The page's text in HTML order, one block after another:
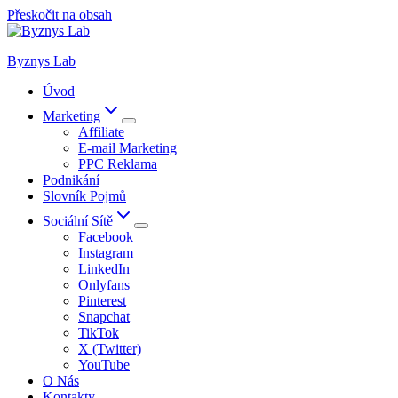
Přeskočit na obsah
Byznys Lab
Úvod
Marketing
Affiliate
E-mail Marketing
PPC Reklama
Podnikání
Slovník Pojmů
Sociální Sítě
Facebook
Instagram
LinkedIn
Onlyfans
Pinterest
Snapchat
TikTok
X (Twitter)
YouTube
O Nás